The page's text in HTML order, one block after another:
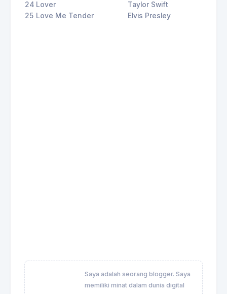
24 Lover
Taylor Swift
25 Love Me Tender Elvis Presley
Saya adalah seorang blogger. Saya
memiliki minat dalam dunia digital